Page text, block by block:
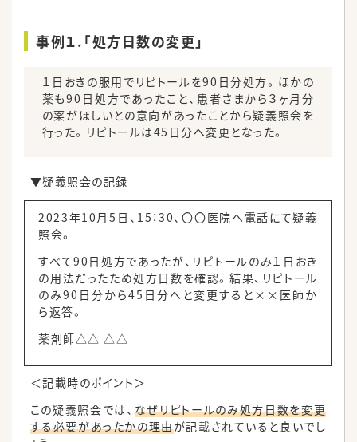
事例１.「処方日数の変更」
１日おきの服用でリピトールを90日分処方。ほかの
薬も90日処方であったこと、患者さまから３ヶ月分
の薬がほしいとの意向があったことから疑義照会を
行った。リピトールは45日分へ変更となった。
▼疑義照会の記録
2023年10月5日、15：30、〇〇医院へ電話にて疑義
照会。
すべて90日処方であったが、リピトールのみ１日おき
の用法だったため処方日数を確認。結果、リピトール
のみ90日分から45日分へと変更すると××医師か
ら返答。
薬剤師△△ △△
＜記載時のポイント＞
この疑義照会では、 なぜリピトールのみ処方日数を変更
する必要があったかの理由が記載されていると良いでし